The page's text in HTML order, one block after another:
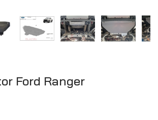
Ford Ranger